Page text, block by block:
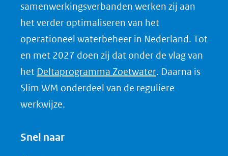
samenwerkingsverbanden werken zij aan
het verder optimaliseren van het
operationeel waterbeheer in Nederland. Tot
en met 2027 doen zij dat onder de vlag van
het Deltaprogramma Zoetwater(opent
in
. Daarna is
Slim WM onderdeel van de reguliere
werkwijze.
Snel naar